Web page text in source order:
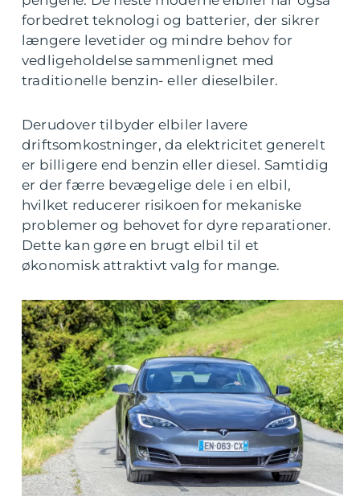
forbedret teknologi og batterier, der sikrer
længere levetider og mindre behov for
vedligeholdelse sammenlignet med
traditionelle benzin- eller dieselbiler.
Derudover tilbyder elbiler lavere
driftsomkostninger, da elektricitet generelt
er billigere end benzin eller diesel. Samtidig
er der færre bevægelige dele i en elbil,
hvilket reducerer risikoen for mekaniske
problemer og behovet for dyre reparationer.
Dette kan gøre en brugt elbil til et
økonomisk attraktivt valg for mange.